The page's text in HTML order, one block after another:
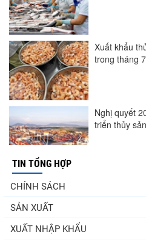
Xuất khẩu
trong tháng
Nghị quyết
triển thủy
TIN TỔNG HỢP
CHÍNH SÁCH
SẢN XUẤT
XUẤT NHẬP KHẨU